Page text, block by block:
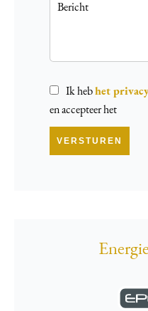
Ik hebhet
en accepteer het
VERSTUREN